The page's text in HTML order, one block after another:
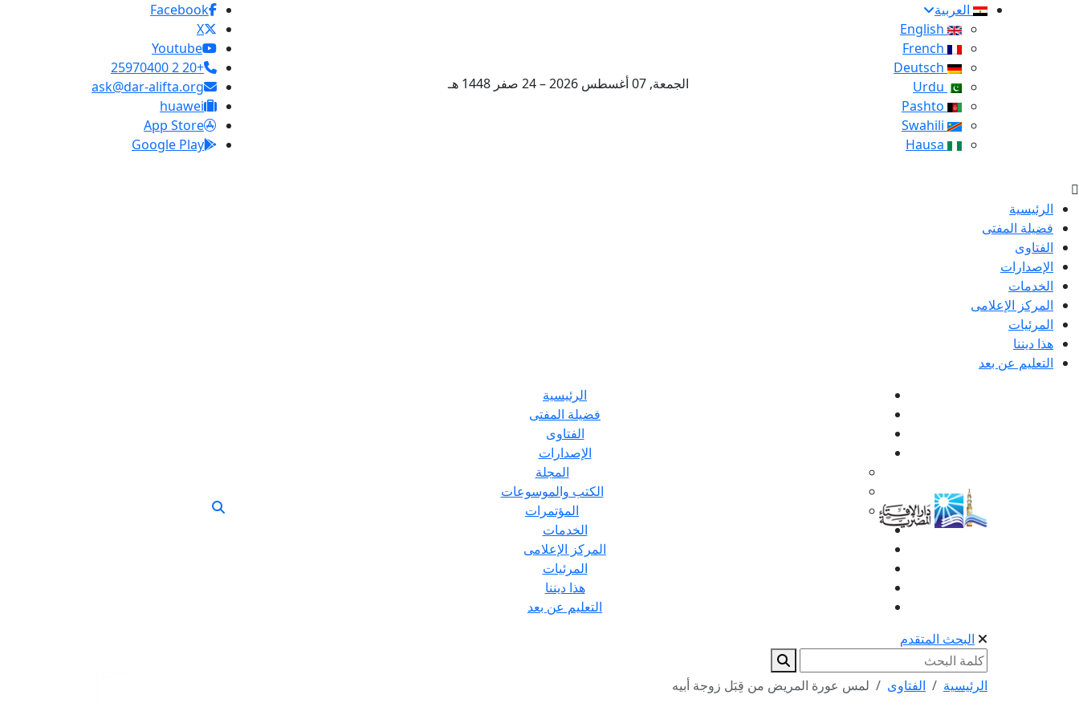
العربية
الجمعة, 07 أغسطس 2026 – 24 صفر 1448 هـ
Facebook
X
Youtube
+20 2 25970400
ask@dar-alifta.org
huawei
App Store
Google Play
الرئيسية
فضيلة المفتى
الفتاوى
الإصدارات
الخدمات
المركز الإعلامى
المرئيات
هذا ديننا
التعليم عن بعد
الرئيسية
فضيلة المفتى
الفتاوى
الإصدارات
المجلة
الكتب والموسوعات
المؤتمرات
الخدمات
المركز الإعلامى
المرئيات
هذا ديننا
التعليم عن بعد
البحث المتقدم
الرئيسية الفتاوى لمس عورة المريض من قِبَل زوجة أبيه